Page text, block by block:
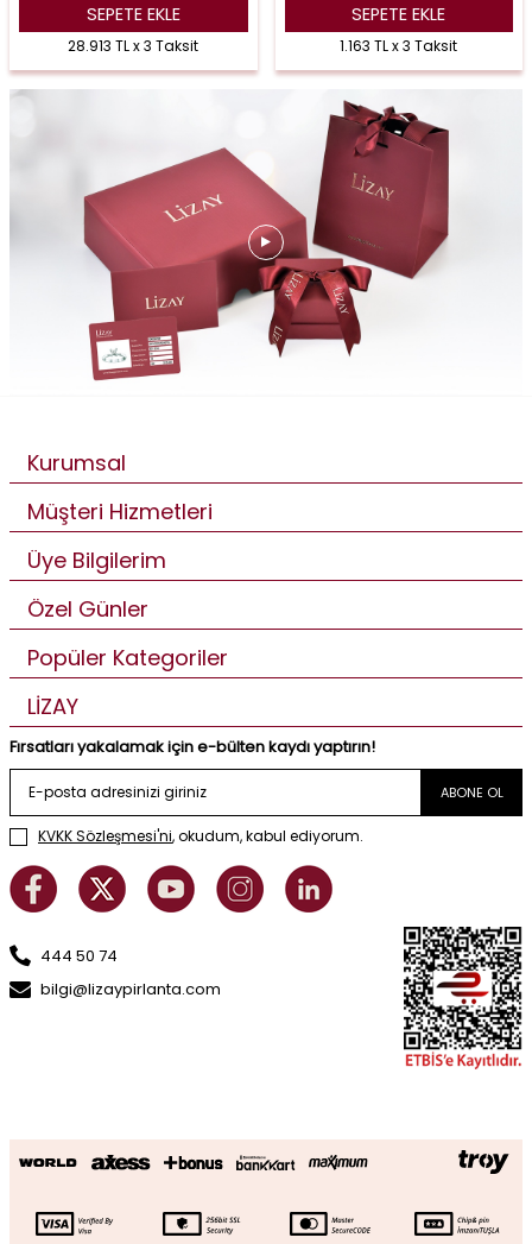
SEPETE EKLE
28.913 TL x 3 Taksit
SEPETE EKLE
1.163 TL x 3 Taksit
Kurumsal
Müşteri Hizmetleri
Üye Bilgilerim
Özel Günler
Popüler Kategoriler
LİZAY
Fırsatları yakalamak için e-bülten kaydı yaptırın!
ABONE OL
KVKK Sözleşmesi'ni, okudum, kabul ediyorum.
444 50 74
bilgi@lizaypirlanta.com